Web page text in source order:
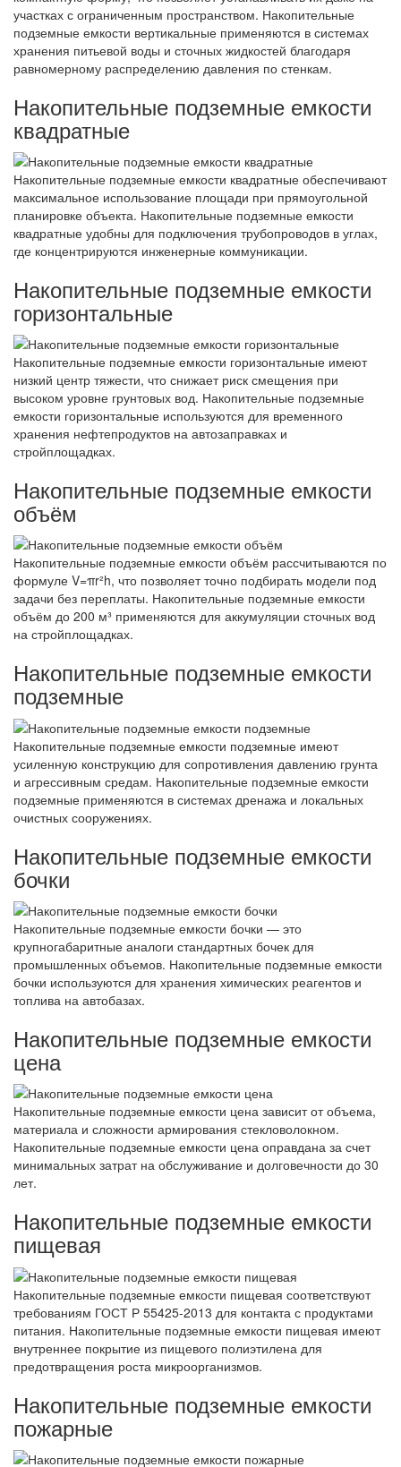
участках с ограниченным пространством. Накопительные
подземные емкости вертикальные применяются в системах
хранения питьевой воды и сточных жидкостей благодаря
равномерному распределению давления по стенкам.
Накопительные подземные емкости
квадратные
Накопительные подземные емкости квадратные обеспечивают
максимальное использование площади при прямоугольной
планировке объекта. Накопительные подземные емкости
квадратные удобны для подключения трубопроводов в углах,
где концентрируются инженерные коммуникации.
Накопительные подземные емкости
горизонтальные
Накопительные подземные емкости горизонтальные имеют
низкий центр тяжести, что снижает риск смещения при
высоком уровне грунтовых вод. Накопительные подземные
емкости горизонтальные используются для временного
хранения нефтепродуктов на автозаправках и
стройплощадках.
Накопительные подземные емкости
объём
Накопительные подземные емкости объём рассчитываются по
формуле V=πr²h, что позволяет точно подбирать модели под
задачи без переплаты. Накопительные подземные емкости
объём до 200 м³ применяются для аккумуляции сточных вод
на стройплощадках.
Накопительные подземные емкости
подземные
Накопительные подземные емкости подземные имеют
усиленную конструкцию для сопротивления давлению грунта
и агрессивным средам. Накопительные подземные емкости
подземные применяются в системах дренажа и локальных
очистных сооружениях.
Накопительные подземные емкости
бочки
Накопительные подземные емкости бочки — это
крупногабаритные аналоги стандартных бочек для
промышленных объемов. Накопительные подземные емкости
бочки используются для хранения химических реагентов и
топлива на автобазах.
Накопительные подземные емкости
цена
Накопительные подземные емкости цена зависит от объема,
материала и сложности армирования стекловолокном.
Накопительные подземные емкости цена оправдана за счет
минимальных затрат на обслуживание и долговечности до 30
лет.
Накопительные подземные емкости
пищевая
Накопительные подземные емкости пищевая соответствуют
требованиям ГОСТ Р 55425-2013 для контакта с продуктами
питания. Накопительные подземные емкости пищевая имеют
внутреннее покрытие из пищевого полиэтилена для
предотвращения роста микроорганизмов.
Накопительные подземные емкости
пожарные